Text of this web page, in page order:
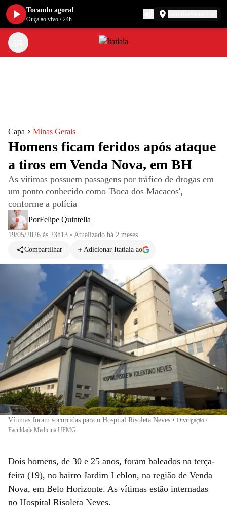
Capa Minas Gerais
Homens ficam feridos após ataque
a tiros em Venda Nova, em BH
As vítimas possuem passagens por tráfico de drogas em
um ponto conhecido como 'Boca dos Macacos',
conforme a polícia
PorFelipe Quintella
19/05/2026 às 23h13 • Atualizado há 2 meses
Compartilhar
Adicionar Itatiaia ao
Vítimas foram socorridas para o Hospital Risoleta Neves • Divulgação /
Faculdade Medicina UFMG
Dois homens, de 30 e 25 anos, foram baleados na terça-
feira (19), no bairro Jardim Leblon, na região de Venda
Nova, em Belo Horizonte. As vítimas estão internadas
no Hospital Risoleta Neves.
Tocando agora!
Ouça ao vivo /24h